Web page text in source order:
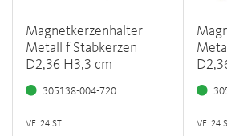
Magnetkerzenhalter
Metall f Stabkerzen
D2,36 H3,3 cm
305138-004-720
VE: 24 ST VE: 24 ST